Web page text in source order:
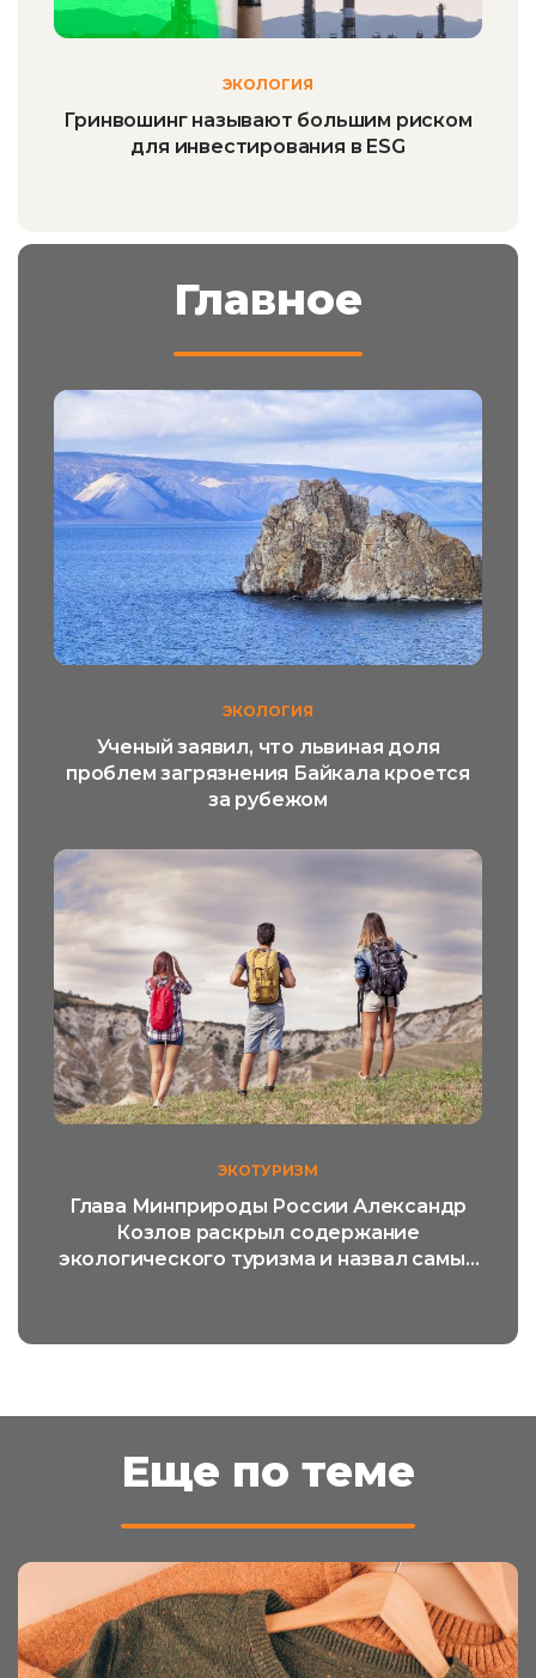
ЭКОЛОГИЯ
Гринвошинг называют большим риском
для инвестирования в ESG
Главное
ЭКОЛОГИЯ
Ученый заявил, что львиная доля
проблем загрязнения Байкала кроется
за рубежом
ЭКОТУРИЗМ
Глава Минприроды России Александр
Козлов раскрыл содержание
экологического туризма и назвал самый
Еще по теме